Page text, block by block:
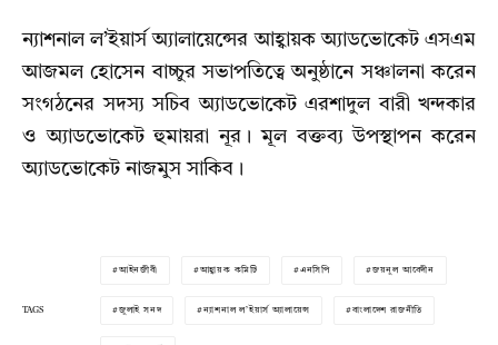
ন্যাশনাল ল’ইয়ার্স অ্যালায়েন্সের আহ্বায়ক অ্যাডভোকেট এসএম
আজমল হোসেন বাচ্চুর সভাপতিত্বে অনুষ্ঠানে সঞ্চালনা করেন
সংগঠনের সদস্য সচিব অ্যাডভোকেট এরশাদুল বারী খন্দকার
ও অ্যাডভোকেট হুমায়রা নূর। মূল বক্তব্য উপস্থাপন করেন
অ্যাডভোকেট নাজমুস সাকিব।
TAGS
আইনজীবী আহ্বায়ক কমিটি এনসিপি জয়নুল আবেদীন
জুলাই সনদ ন্যাশনাল ল’ইয়ার্স অ্যালায়েন্স বাংলাদেশ রাজনীতি